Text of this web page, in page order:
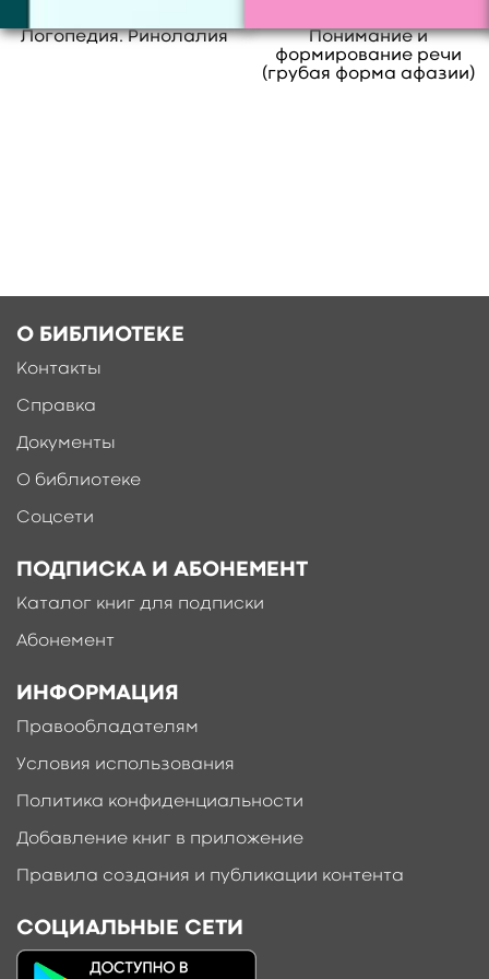
Логопедия. Ринолалия
Понимание и
формирование речи
(грубая форма афазии)
О БИБЛИОТЕКЕ
Контакты
Справка
Документы
О библиотеке
Соцсети
ПОДПИСКА И АБОНЕМЕНТ
Каталог книг для подписки
Абонемент
ИНФОРМАЦИЯ
Правообладателям
Условия использования
Политика конфиденциальности
Добавление книг в приложение
Правила создания и публикации контента
СОЦИАЛЬНЫЕ СЕТИ